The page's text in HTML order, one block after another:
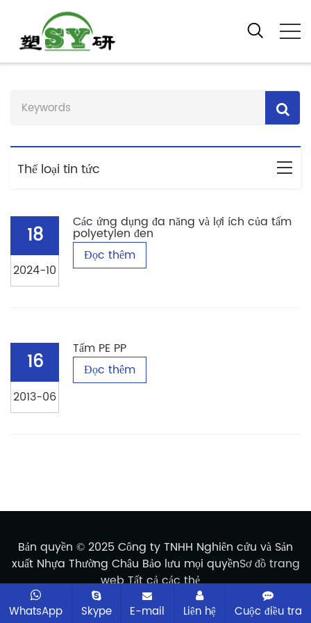
Trang chủ
Thể loại tin tức
18
2024-10
Các ứng dụng đa năng và lợi ích của tấm
polyetylen đen
Đọc thêm
16
2013-06
Tấm PE PP
Đọc thêm
Bản quyền © 2025 Công ty TNHH Nghiên cứu và Sản
xuất Nhựa Thường Châu Bảo lưu mọi quyềnSơ đồ trang
webTất cả các thẻ
WhatsApp Skype E-mail Liên hệ Cuộc điều tra